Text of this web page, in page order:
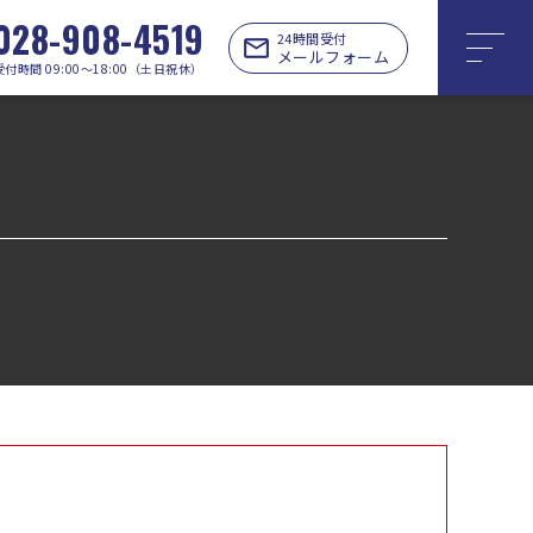
908-4519
付時間 09:00〜18:00（土日祝休）
24時間受付
メールフォーム